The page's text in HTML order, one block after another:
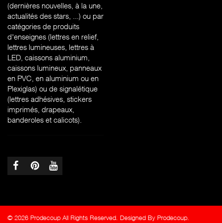
(dernières nouvelles, à la une,
actualités des stars, ...) ou par
catégories de produits
d'enseignes (lettres en relief,
lettres lumineuses, lettres à
LED, caissons aluminium,
caissons lumineux, panneaux
en PVC, en aluminium ou en
Plexiglas) ou de signalétique
(lettres adhésives, stickers
imprimés, drapeaux,
banderoles et calicots).
© 2026 Prodecoup All Rights Reserved. Designed By Prodecoup.